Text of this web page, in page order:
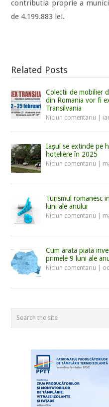
contributia proprie a
de 4.199.883 lei.
Related Posts
Colectii de mobilier
din Romania vor fi
Transilvania
Niciun comentariu
Iașul se extinde pe
hoteliere în 2025
Niciun comentariu
Turismul romanesc
luni ale anului
Niciun comentariu
Cum arata piata
primele 9 luni ale
Niciun comentariu